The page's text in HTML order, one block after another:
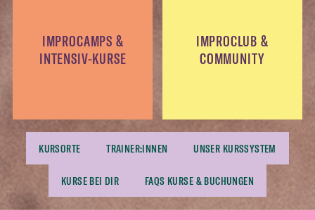
IMPROCAMPS &
INTENSIV-KURSE
IMPROCLUB &
COMMUNITY
KURSORTE TRAINER:INNEN UNSER KURSSYSTEM
KURSE BEI DIR FAQS KURSE & BUCHUNGEN